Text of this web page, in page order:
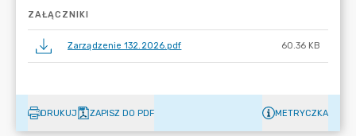
ZAŁĄCZNIKI
Zarządzenie 132.2026.pdf 60.36 KB
DRUKUJ ZAPISZ DO PDF METRYCZKA